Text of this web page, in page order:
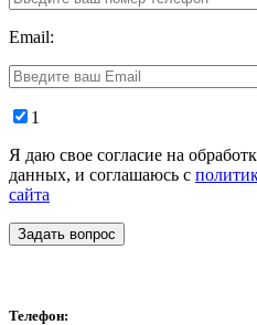
Email:
1
Я даю свое согласие на
данных, и соглашаюсь с
сайта
Задать вопрос
Телефон: